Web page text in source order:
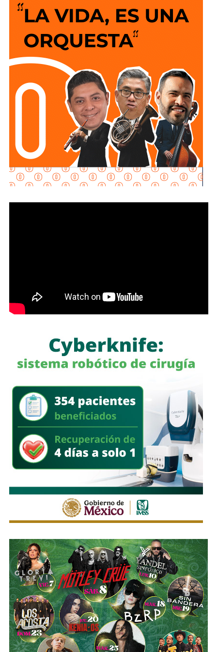
La semana pasada concluyeron los trabajos de
mantenimiento y restauración en los módulos donde se
lleva a cabo el proceso de potabilización del agua, para
continuar con la limpieza y mantenimiento integral de las
instalaciones de la planta.
La siguiente etapa contempla el equipamiento de los
tanques de floculación y sedimentación, donde las
partículas e impurezas que contiene el agua se agrupan y
posteriormente se depositan en el fondo, permitiendo
separar el agua más clara para que continúe con las
etapas de filtración y desinfección antes de su
distribución.
potabilización y la continuidad del suministro de agua
potable.